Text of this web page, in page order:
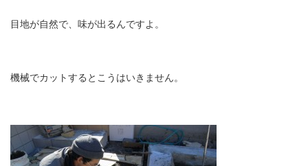
目地が自然で、味が出るんですよ。
機械でカットするとこうはいきません。